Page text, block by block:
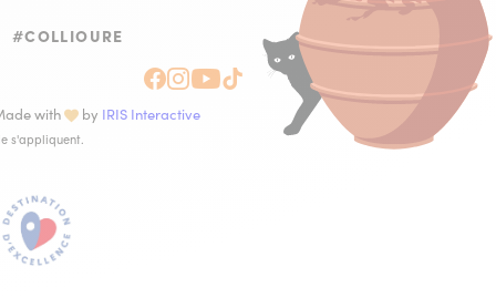
#COLLIOURE
SUIVEZ-NOUS SUR
SUIVEZ-NOUS
SUIVEZ-NOUS
SUIVEZ-NOUS
with by IRIS Interactive
s'appliquent.